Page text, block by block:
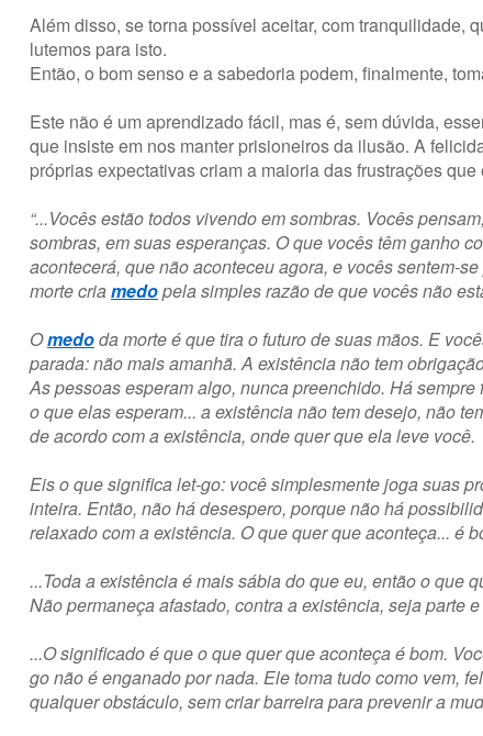
Além disso, se torna possível aceitar, com tranquilidade,
lutemos para isto.
Então, o bom senso e a sabedoria podem, finalmente,
Este não é um aprendizado fácil, mas é, sem dúvida,
que insiste em nos manter prisioneiros da ilusão. A
próprias expectativas criam a maioria das frustrações
“...Vocês estão todos vivendo em sombras. Vocês
sombras, em suas esperanças. O que vocês têm ganho
acontecerá, que não aconteceu agora, e vocês sentem-
morte criamedopela simples razão de que vocês não
Omedoda morte é que tira o futuro de suas mãos. E
parada: não mais amanhã. A existência não tem
As pessoas esperam algo, nunca preenchido. Há
o que elas esperam... a existência não tem desejo, não
de acordo com a existência, onde quer que ela leve você.
Eis o que significalet-go: você simplesmente joga suas
inteira. Então, não há desespero, porque não há
relaxado com a existência. O que quer que aconteça... é
...Toda a existência é mais sábia do que eu, então o que
Não permaneça afastado, contra a existência, seja parte
...O significado é que o que quer que aconteça é bom.
gonão é enganado por nada. Ele toma tudo como vem,
qualquer obstáculo, sem criar barreira para prevenir a